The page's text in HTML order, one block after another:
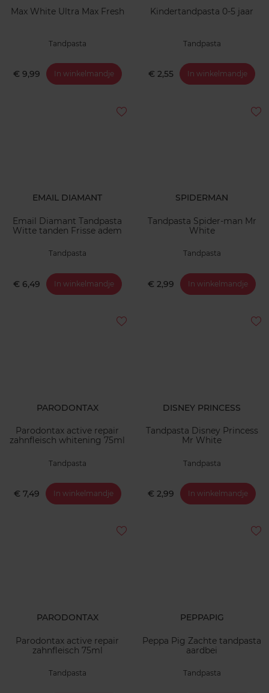
Max White Ultra Max Fresh
Tandpasta
€ 9,99 In winkelmandje
Kindertandpasta 0-5 jaar
Tandpasta
€ 2,55 In winkelmandje
EMAIL DIAMANT
Email Diamant Tandpasta
Witte tanden Frisse adem
Tandpasta
€ 6,49 In winkelmandje
SPIDERMAN
Tandpasta Spider-man Mr
White
Tandpasta
€ 2,99 In winkelmandje
PARODONTAX
Parodontax active repair
zahnfleisch whitening 75ml
Tandpasta
€ 7,49 In winkelmandje
DISNEY PRINCESS
Tandpasta Disney Princess
Mr White
Tandpasta
€ 2,99 In winkelmandje
PARODONTAX
Parodontax active repair
zahnfleisch 75ml
Tandpasta
PEPPAPIG
Peppa Pig Zachte tandpasta
aardbei
Tandpasta